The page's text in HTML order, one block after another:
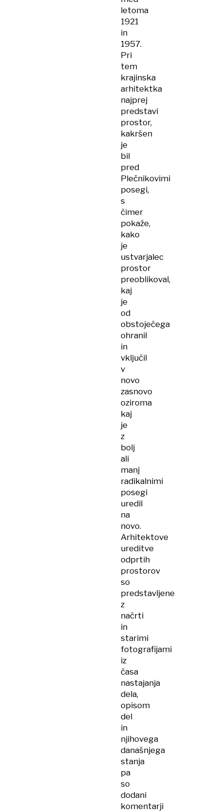
letoma
1921
in
1957.
Pri
tem
krajinska
arhitektka
najprej
predstavi
prostor,
kakršen
je
bil
pred
Plečnikovimi
posegi,
s
čimer
pokaže,
kako
je
ustvarjalec
prostor
preoblikoval,
kaj
je
od
obstoječega
ohranil
in
vključil
v
novo
zasnovo
oziroma
kaj
je
z
bolj
ali
manj
radikalnimi
posegi
uredil
na
novo.
Arhitektove
ureditve
odprtih
prostorov
so
predstavljene
z
načrti
in
starimi
fotografijami
iz
časa
nastajanja
dela,
opisom
del
in
njihovega
današnjega
stanja
pa
so
dodani
komentarji